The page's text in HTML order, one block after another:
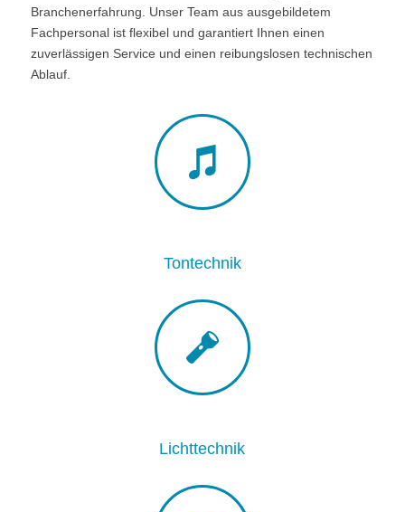
Branchenerfahrung. Unser Team aus ausgebildetem
Fachpersonal ist flexibel und garantiert Ihnen einen
zuverlässigen Service und einen reibungslosen technischen
Ablauf.
Tontechnik
Lichttechnik